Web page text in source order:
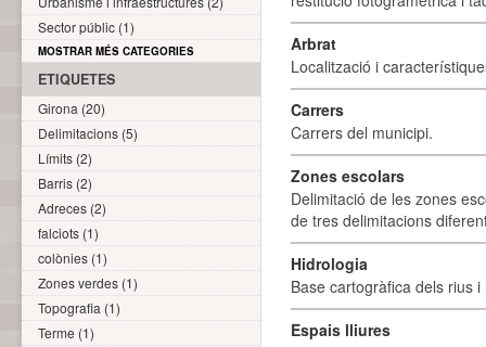
Arbrat
Localització i
Carrers
Carrers del municipi.
Zones escolars
Delimitació de les zones
de tres delimitacions
Hidrologia
Base cartogràfica dels rius
Espais lliures
Sector públic (1)
MOSTRAR MÉS CATEGORIES
ETIQUETES
Girona (20)
Delimitacions (5)
Límits (2)
Barris (2)
Adreces (2)
falciots (1)
colònies (1)
Zones verdes (1)
Topografia (1)
Terme (1)